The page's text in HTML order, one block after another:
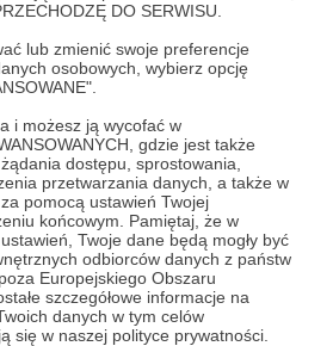
DO SERWISU.
lub zmienić swoje preferencje
osobowych, wybierz opcję
i możesz ją wycofać w
gdzie jest także
dostępu, sprostowania,
przetwarzania danych, a także w
pomocą ustawień Twojej
końcowym. Pamiętaj, że w
Twoje dane będą mogły być
odbiorców danych z państw
Europejskiego Obszaru
szczegółowe informacje na
danych w tym celów
się w naszej polityce prywatności.
Regulaminserwisu oraz
przetwarzanie moich danych
w formularzu rejestracyjnym w celu
usług serwisu Patronite.
drogą elektroniczną
- newslettera. Opcja ta może zostać
konta.